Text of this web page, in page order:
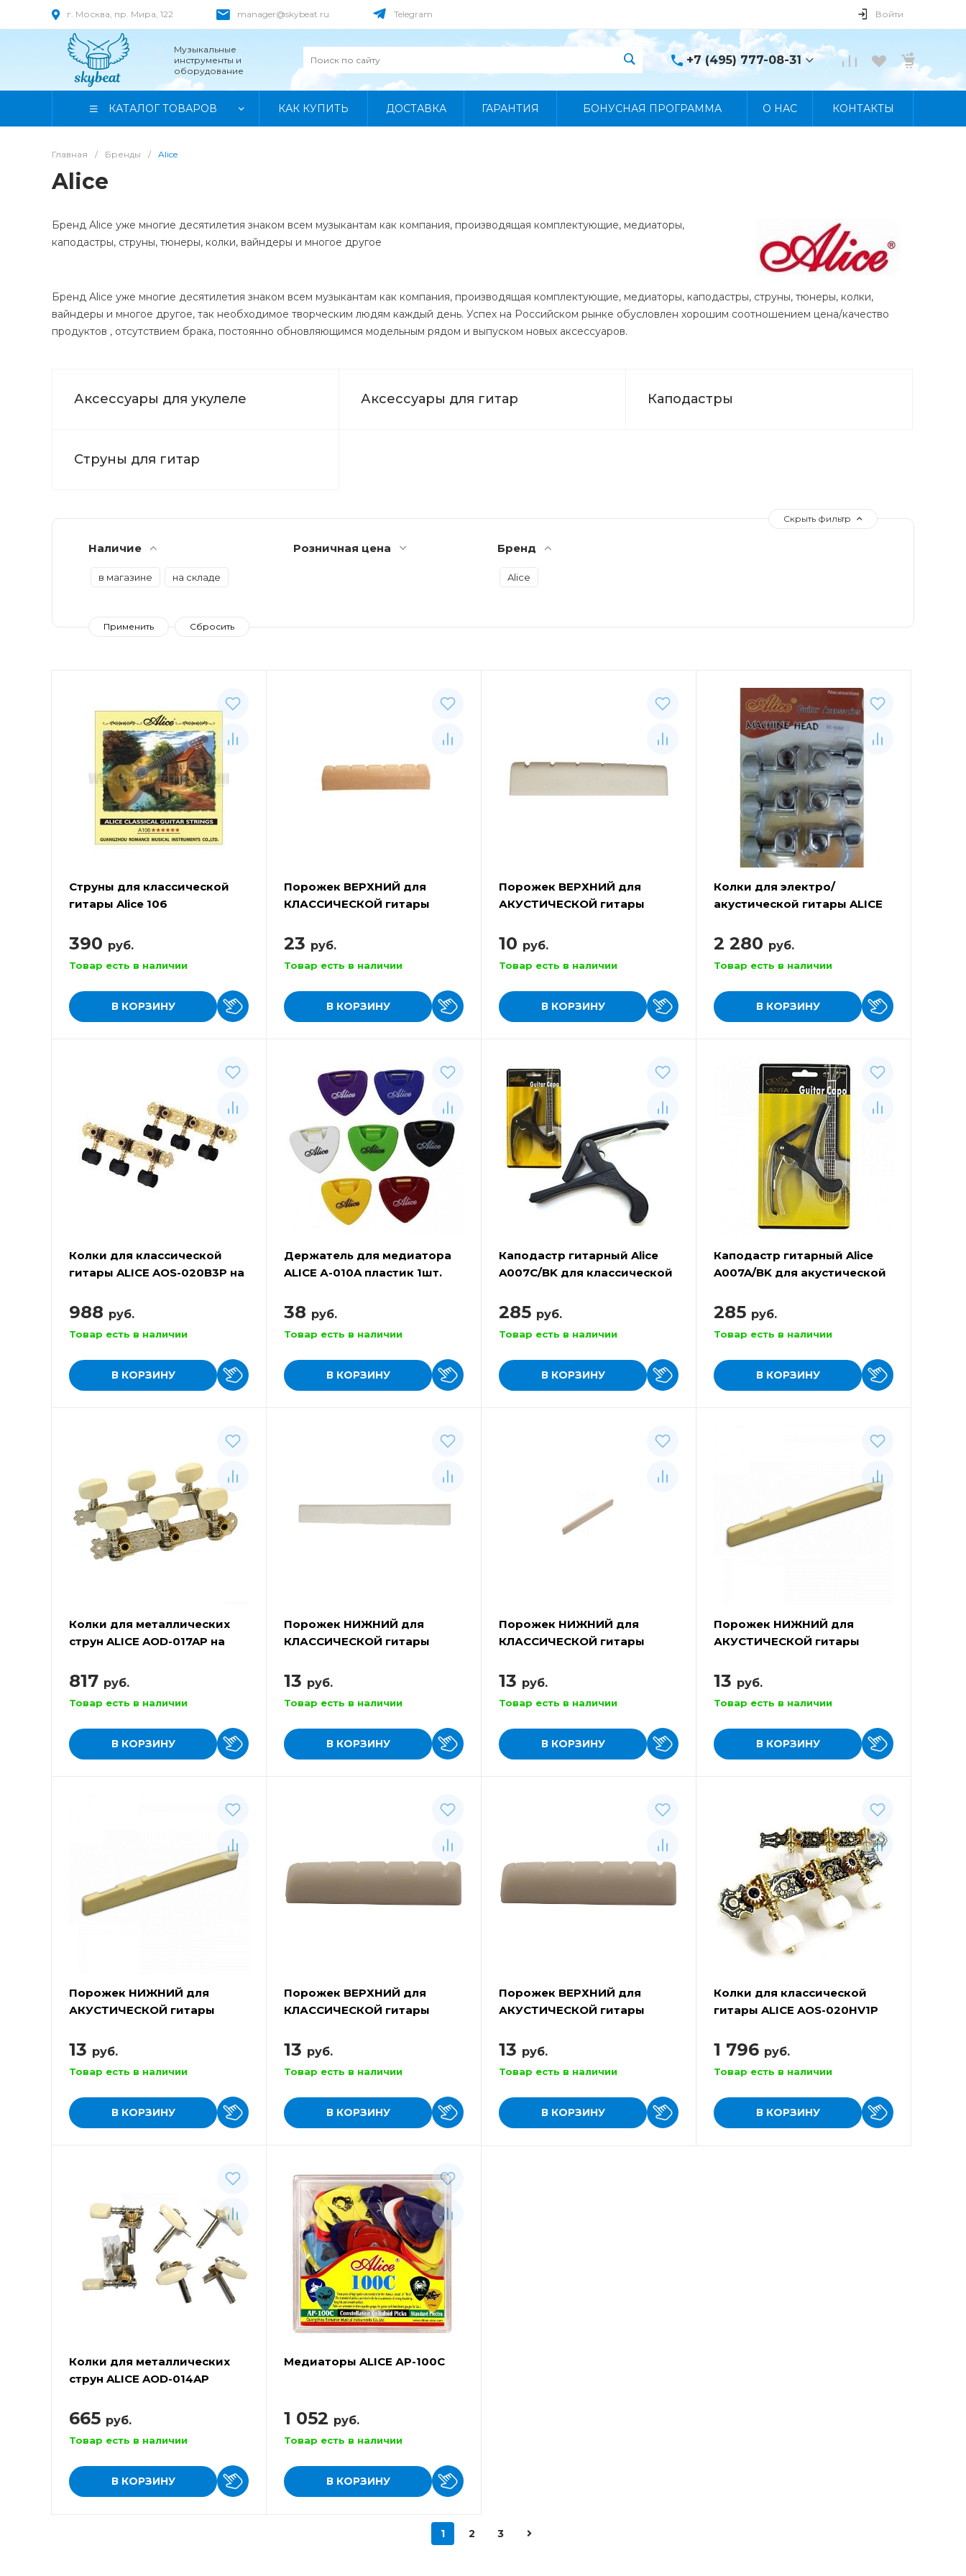
г. Москва, пр. Мира, 122 manager@skybeat.ru Telegram Войти
Музыкальные
инструменты и
оборудование
+7 (495) 777-08-31
+7 (495) 777-08-31
КАТАЛОГ ТОВАРОВ КАК КУПИТЬ ДОСТАВКА ГАРАНТИЯ БОНУСНАЯ ПРОГРАММА О НАС КОНТАКТЫ
Главная / Бренды / Alice
Alice
Бренд Alice уже многие десятилетия знаком всем музыкантам как компания, производящая комплектующие, медиаторы,
каподастры, струны, тюнеры, колки, вайндеры и многое другое
Бренд Alice уже многие десятилетия знаком всем музыкантам как компания, производящая комплектующие, медиаторы, каподастры, струны, тюнеры, колки,
вайндеры и многое другое, так необходимое творческим людям каждый день. Успех на Российском рынке обусловлен хорошим соотношением цена/качество
продуктов , отсутствием брака, постоянно обновляющимся модельным рядом и выпуском новых аксессуаров.
Аксессуары для укулеле Аксессуары для гитар Каподастры
Струны для гитар
Скрыть фильтр
Розничная цена
Наличие
в магазине на складе
Бренд
Alice
Струны для классической
гитары Alice 106
390 руб.
Товар есть в наличии
В КОРЗИНУ
Порожек ВЕРХНИЙ для
КЛАССИЧЕСКОЙ гитары
23 руб.
Товар есть в наличии
В КОРЗИНУ
Порожек ВЕРХНИЙ для
АКУСТИЧЕСКОЙ гитары
10 руб.
Товар есть в наличии
В КОРЗИНУ
Колки для электро/
акустической гитары ALICE
2 280 руб.
Товар есть в наличии
В КОРЗИНУ
Колки для классической
гитары ALICE AOS-020B3P на
988 руб.
Товар есть в наличии
В КОРЗИНУ
Держатель для медиатора
ALICE А-010A пластик 1шт.
38 руб.
Товар есть в наличии
В КОРЗИНУ
Каподастр гитарный Alice
A007C/BK для классической
285 руб.
Товар есть в наличии
В КОРЗИНУ
Каподастр гитарный Alice
A007A/BK для акустической
285 руб.
Товар есть в наличии
В КОРЗИНУ
Колки для металлических
струн ALICE AOD-017AP на
817 руб.
Товар есть в наличии
В КОРЗИНУ
Порожек НИЖНИЙ для
КЛАССИЧЕСКОЙ гитары
13 руб.
Товар есть в наличии
В КОРЗИНУ
Порожек НИЖНИЙ для
КЛАССИЧЕСКОЙ гитары
13 руб.
Товар есть в наличии
В КОРЗИНУ
Порожек НИЖНИЙ для
АКУСТИЧЕСКОЙ гитары
13 руб.
Товар есть в наличии
В КОРЗИНУ
Порожек НИЖНИЙ для
АКУСТИЧЕСКОЙ гитары
13 руб.
Товар есть в наличии
В КОРЗИНУ
Порожек ВЕРХНИЙ для
КЛАССИЧЕСКОЙ гитары
13 руб.
Товар есть в наличии
В КОРЗИНУ
Порожек ВЕРХНИЙ для
АКУСТИЧЕСКОЙ гитары
13 руб.
Товар есть в наличии
В КОРЗИНУ
Колки для классической
гитары ALICE AOS-020HV1P
1 796 руб.
Товар есть в наличии
В КОРЗИНУ
Колки для металлических
струн ALICE AOD-014AP
665 руб.
Товар есть в наличии
В КОРЗИНУ
Медиаторы ALICE АР-100С
1 052 руб.
Товар есть в наличии
В КОРЗИНУ
1 2 3